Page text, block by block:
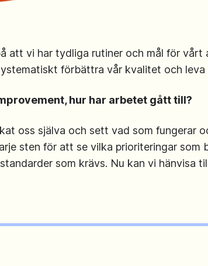
att vi har tydliga rutiner och mål för vårt
förbättra vår kvalitet och
hur har arbetet gått till?
oss själva och sett vad som fungerar
sten för att se vilka prioriteringar som
som krävs. Nu kan vi hänvisa